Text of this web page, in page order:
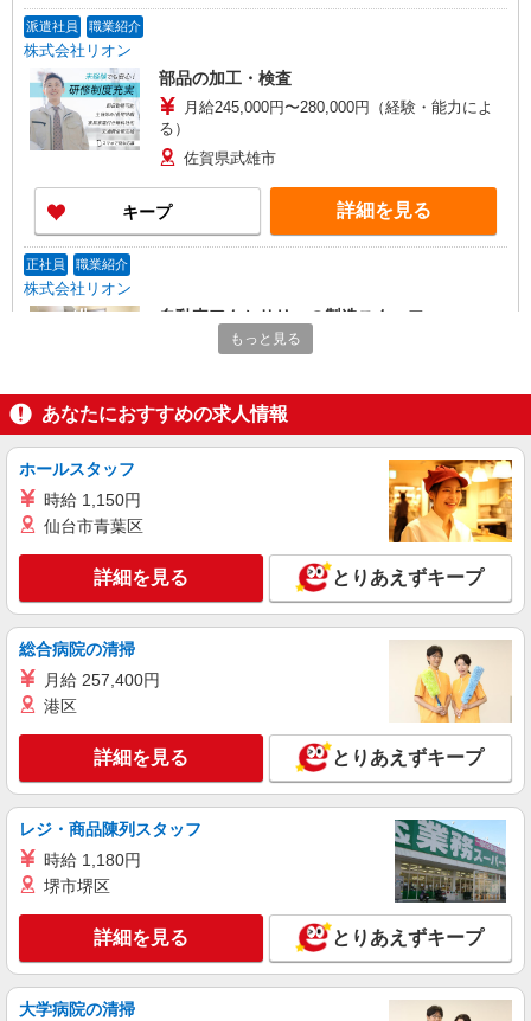
派遣社員 職業紹介
株式会社リオン
部品の加工・検査
月給245,000円〜280,000円（経験・能力によ
る）
佐賀県武雄市
キープ 詳細を見る
正社員 職業紹介
株式会社リオン
自動車アクセサリーの製造スタッフ
月給245,000円〜280,000円（経験・能力によ
佐賀県武雄市
キープ 詳細を見る
正社員 職業紹介
株式会社リオン
電動自転車の製造スタッフ
月給245,000円〜280,000円（経験・能力によ
る）
キープ 詳細を見る
ケーズデンキ武雄店
商品配送センタースタッフ
【平日・土】時給1,034円〜1,174円 【日・
祝】 時給1,134円〜1,274円 ※経験・能力に応じ
当（１分単位で別途全額支給） ■昇給・昇格制度
あり（年度契約更新時） □賞与あり（年２回） ※
全て当社規定あり
キープ 詳細を見る
もっと見る
あなたにおすすめの求人情報
ホールスタッフ
時給 1,150円
仙台市青葉区
詳細を見る とりあえずキープ
総合病院の清掃
月給 257,400円
港区
詳細を見る とりあえずキープ
レジ・商品陳列スタッフ
時給 1,180円
堺市堺区
詳細を見る とりあえずキープ
大学病院の清掃